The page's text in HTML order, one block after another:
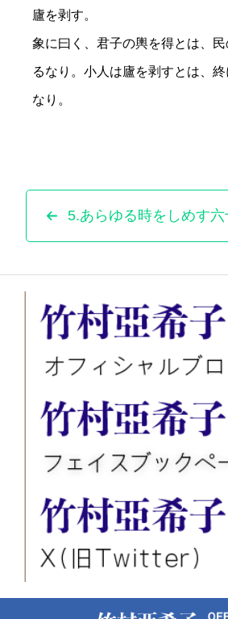
廬を剥す。
象に曰く、君子の輿を得とは、
るなり。小人は廬を剥すとは、
なり。
5.あらゆる時をしめす